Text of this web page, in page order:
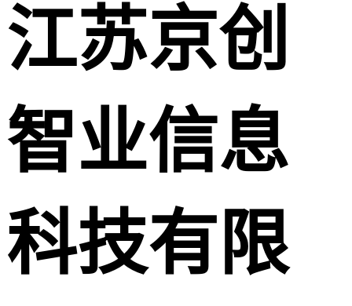
江苏京创
智业信息
科技有限